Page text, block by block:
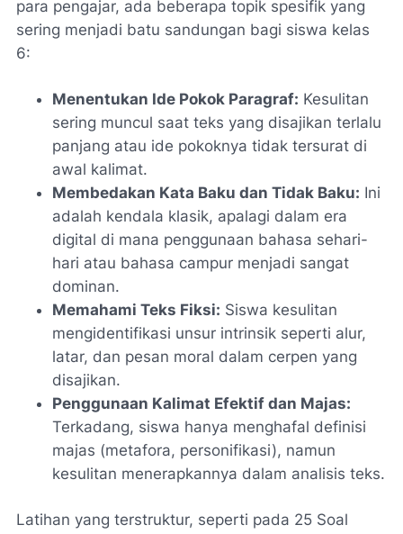
para pengajar, ada beberapa topik spesifik yang
sering menjadi batu sandungan bagi siswa kelas
6:
Menentukan Ide Pokok Paragraf: Kesulitan
sering muncul saat teks yang disajikan terlalu
panjang atau ide pokoknya tidak tersurat di
awal kalimat.
Membedakan Kata Baku dan Tidak Baku: Ini
adalah kendala klasik, apalagi dalam era
digital di mana penggunaan bahasa sehari-
hari atau bahasa campur menjadi sangat
dominan.
Memahami Teks Fiksi: Siswa kesulitan
mengidentifikasi unsur intrinsik seperti alur,
latar, dan pesan moral dalam cerpen yang
disajikan.
Penggunaan Kalimat Efektif dan Majas:
Terkadang, siswa hanya menghafal definisi
majas (metafora, personifikasi), namun
kesulitan menerapkannya dalam analisis teks.
Latihan yang terstruktur, seperti pada 25 Soal